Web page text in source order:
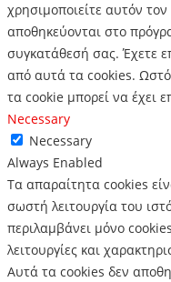
χρησιμοποιείτε αυτόν τον
αποθηκεύονται στο
συγκατάθεσή σας. Έχετε
από αυτά τα cookies.
τα cookie μπορεί να έχει
Necessary
Necessary
Always Enabled
Τα απαραίτητα cookies
σωστή λειτουργία του
περιλαμβάνει μόνο
λειτουργίες και
Αυτά τα cookies δεν